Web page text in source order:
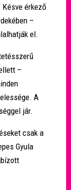
érkező
–
el.
–
A
jár.
csak a
Gyula